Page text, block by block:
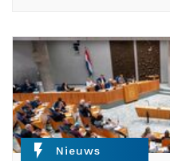
flash_on Nieuws